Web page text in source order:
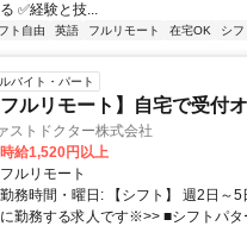
る ✅経験と技...
ト自由 英語 フルリモート 在宅OK シフ
バイト・パート
フルリモート】自宅で受付
ストドクター株式会社
時給1,520円以上
フルリモート
勤務時間・曜日: 【シフト】 週2日～
に勤務する求人です※>> ■シフトパ